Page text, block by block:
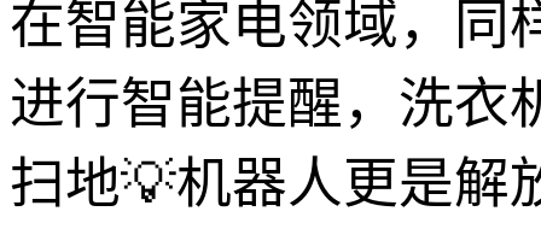
在智能家电领域，同
进行智能提醒，洗衣
扫地💡机器人更是解